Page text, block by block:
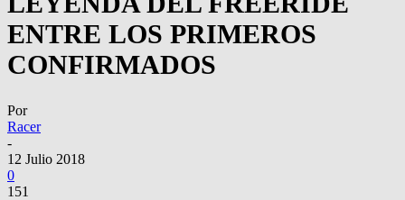
ENTRE LOS PRIMEROS
CONFIRMADOS
Por
Racer
-
12 Julio 2018
0
151